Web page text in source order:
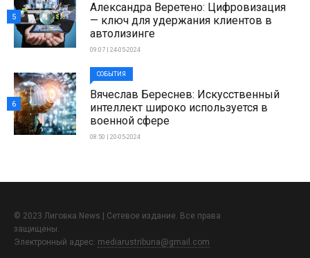
Александра Веретено: Цифровизация
— ключ для удержания клиентов в
автолизинге
09:07 | 24-05-2024
5
СОБЫТИЯ
Вячеслав Береснев: Искусственный
интеллект широко используется в
военной сфере
08:50 | 20-05-2024
6
© 2023 Лиговка News | Сетевое издание. Все права
защищены.
Электронный адрес: mediarustribuna@gmail.com